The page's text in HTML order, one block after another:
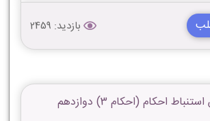
بازدید: 2459
کتاب روش استنباط احکام (احکام 3) دوازدهم